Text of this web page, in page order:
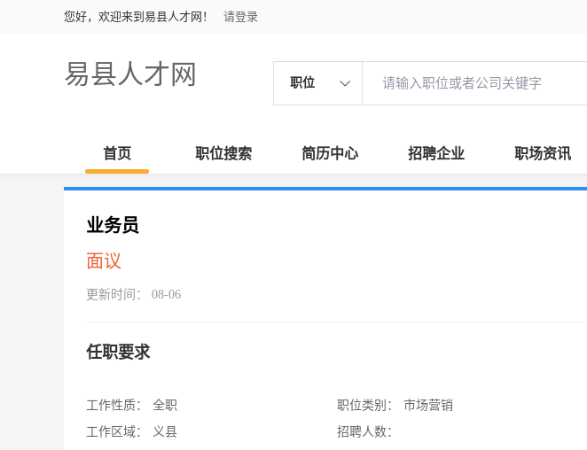
您好，欢迎来到易县人才网！ 请登录
易县人才网 职位
首页 职位搜索 简历中心 招聘企业 职场资讯
业务员
面议
更新时间： 08-06
任职要求
工作性质：
全职
工作区域：
义县
职位类别：
市场营销
招聘人数：